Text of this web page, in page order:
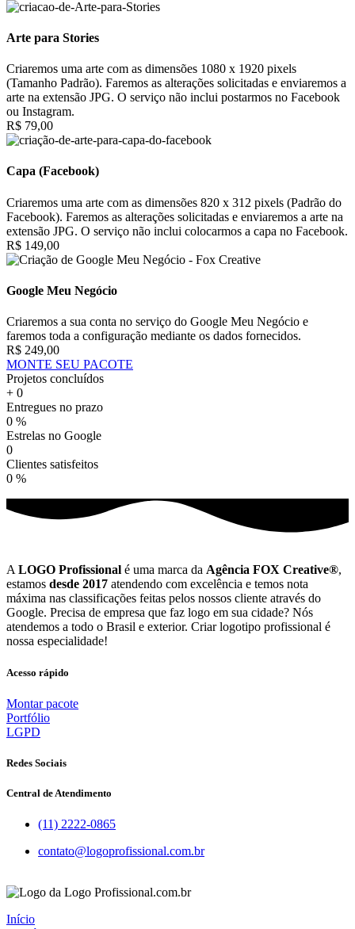
Arte para Stories
Criaremos uma arte com as dimensões 1080 x 1920 pixels
(Tamanho Padrão). Faremos as alterações solicitadas e enviaremos a
arte na extensão JPG. O serviço não inclui postarmos no Facebook
ou Instagram.
R$ 79,00
Capa (Facebook)
Criaremos uma arte com as dimensões 820 x 312 pixels (Padrão do
Facebook). Faremos as alterações solicitadas e enviaremos a arte na
extensão JPG. O serviço não inclui colocarmos a capa no Facebook.
R$ 149,00
Google Meu Negócio
Criaremos a sua conta no serviço do Google Meu Negócio e
faremos toda a configuração mediante os dados fornecidos.
R$ 249,00
MONTE SEU PACOTE
Projetos concluídos
+ 0
Entregues no prazo
0 %
Estrelas no Google
0
Clientes satisfeitos
0 %
A LOGO Profissional é uma marca da Agência FOX Creative®,
estamos desde 2017 atendendo com excelência e temos nota
máxima nas classificações feitas pelos nossos cliente através do
Google. Precisa de empresa que faz logo em sua cidade? Nós
atendemos a todo o Brasil e exterior. Criar logotipo profissional é
nossa especialidade!
Acesso rápido
Montar pacote
Portfólio
LGPD
Redes Sociais
Central de Atendimento
(11) 2222-0865
contato@logoprofissional.com.br
Início